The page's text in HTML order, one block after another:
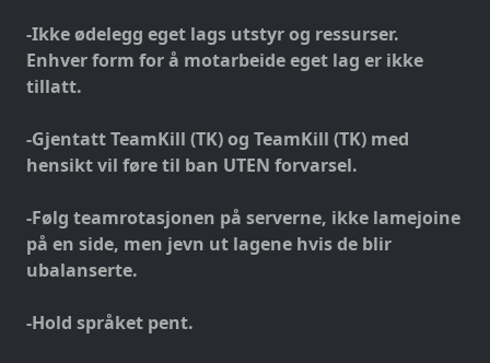
-Ikke ødelegg eget lags utstyr og ressurser.
Enhver form for å motarbeide eget lag er ikke
tillatt.
-Gjentatt TeamKill (TK) og TeamKill (TK) med
hensikt vil føre til ban UTEN forvarsel.
-Følg teamrotasjonen på serverne, ikke lamejoine
på en side, men jevn ut lagene hvis de blir
ubalanserte.
-Hold språket pent.